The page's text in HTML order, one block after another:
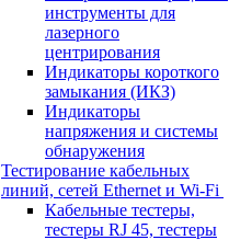
инструменты для
лазерного
центрирования
Индикаторы короткого
замыкания (ИКЗ)
Индикаторы
напряжения и системы
обнаружения
Тестирование кабельных
линий, сетей Ethernet и Wi-Fi
Кабельные тестеры,
тестеры RJ 45, тестеры